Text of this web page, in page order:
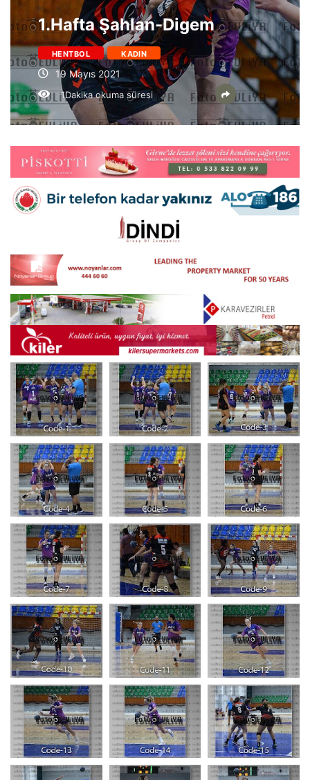
1.Hafta Şahlan-Digem
HENTBOL KADIN
19 Mayıs 2021
1Dakika okuma süresi